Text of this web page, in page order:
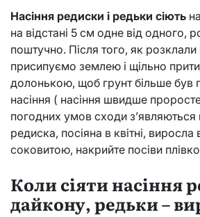
Насіння редиски і редьки сіють
на відстані 5 см одне від одного,
поштучно. Після того, як розклали
присипуємо землею і щільно
долонькою, щоб грунт більше був
насіння ( насіння швидше
погодних умов сходи
редиска, посіяна в квітні, виросла
соковитою, накрийте посіви
Коли сіяти насіння
дайкону, редьки –